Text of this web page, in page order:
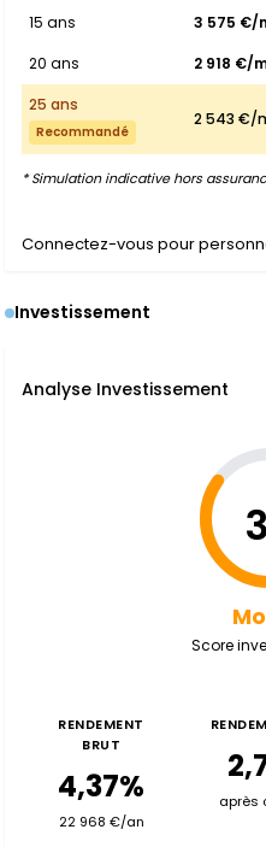
15 ans 3 575 €/
20 ans
2 918 €/
25 ans
Recommandé
2 543 €/
* Simulation indicative hors
Connectez-vous pour
Investissement
Analyse Investissement
Score
RENDEMENT
BRUT
4,37%
22 968 €/an
après